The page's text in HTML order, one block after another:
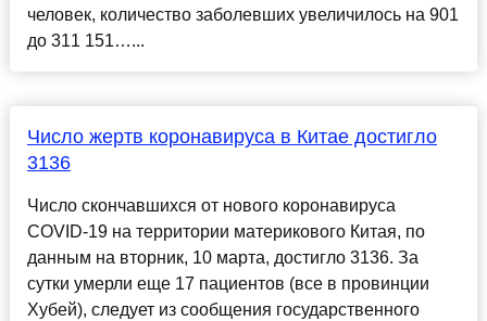
человек, количество заболевших увеличилось на 901
до 311 151…...
Число жертв коронавируса в Китае достигло
3136
Число скончавшихся от нового коронавируса
COVID-19 на территории материкового Китая, по
данным на вторник, 10 марта, достигло 3136. За
сутки умерли еще 17 пациентов (все в провинции
Хубей), следует из сообщения государственного